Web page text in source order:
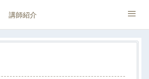
講師紹介
&お問い合わせ